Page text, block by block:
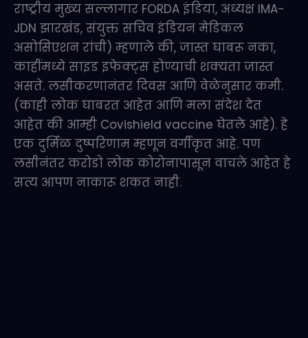
राष्ट्रीय मुख्य सल्लागार FORDA इंडिया, अध्यक्ष IMA-
JDN झारखंड, संयुक्त सचिव इंडियन मेडिकल
असोसिएशन रांची) म्हणाले की, जास्त घाबरू नका,
काहींमध्ये साइड इफेक्ट्स होण्याची शक्यता जास्त
असते. लसीकरणानंतर दिवस आणि वेळेनुसार कमी.
(काही लोक घाबरत आहेत आणि मला संदेश देत
आहेत की आम्ही Covishield vaccine घेतले आहे). हे
एक दुर्मिळ दुष्परिणाम म्हणून वर्गीकृत आहे. पण
लसीनंतर करोडो लोक कोरोनापासून वाचले आहेत हे
सत्य आपण नाकारू शकत नाही.